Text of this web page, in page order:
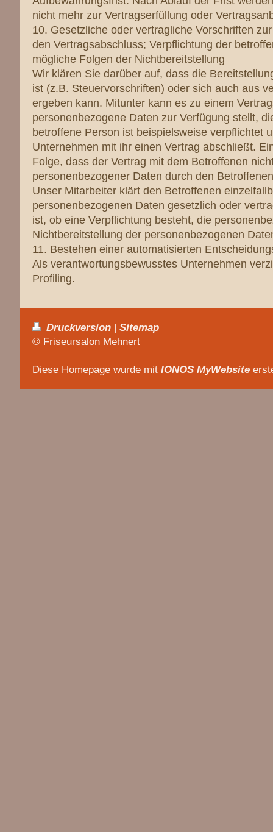
nicht mehr zur Vertragserfüllung oder
10. Gesetzliche oder vertragliche Vorschriften
den Vertragsabschluss; Verpflichtung der
mögliche Folgen der Nichtbereitstellung
Wir klären Sie darüber auf, dass die
ist (z.B. Steuervorschriften) oder sich auch aus
ergeben kann. Mitunter kann es zu einem
personenbezogene Daten zur Verfügung stellt,
betroffene Person ist beispielsweise verpflichtet
Unternehmen mit ihr einen Vertrag abschließt.
Folge, dass der Vertrag mit dem Betroffenen
personenbezogener Daten durch den
Unser Mitarbeiter klärt den Betroffenen
personenbezogenen Daten gesetzlich oder
ist, ob eine Verpflichtung besteht, die
Nichtbereitstellung der personenbezogenen
11. Bestehen einer automatisierten
Als verantwortungsbewusstes Unternehmen
Profiling.
Druckversion | Sitemap
© Friseursalon Mehnert
Diese Homepage wurde mit IONOS MyWebsite